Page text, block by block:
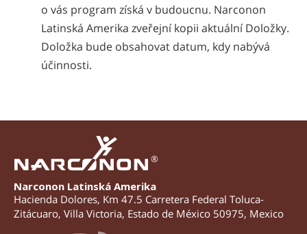
o vás program získá v budoucnu. Narconon
Latinská Amerika zveřejní kopii aktuální Doložky.
Doložka bude obsahovat datum, kdy nabývá
účinnosti.
®
Narconon Latinská Amerika
Hacienda Dolores, Km 47.5 Carretera Federal Toluca-
Zitácuaro, Villa Victoria, Estado de México 50975, Mexico